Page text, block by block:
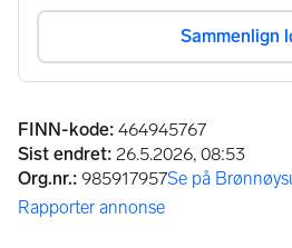
Annonseinformasjon
FINN-kode: 464945767
Sist endret: 26.5.2026, 08:53
Org.nr.: 985917957Se på
(åpnes i ny fane)
Rapporter annonse